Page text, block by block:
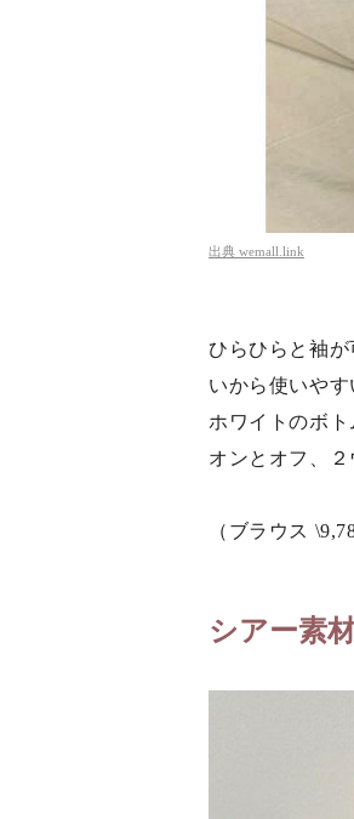
出典 wemall.link
ひらひらと袖
いから使いやす
ホワイトのボ
オンとオフ、２
（ブラウス
シアー素